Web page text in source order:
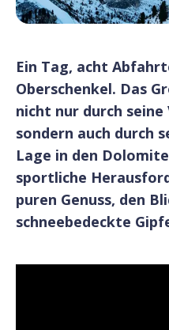
Ein Tag, acht
Oberschenkel. Das
nicht nur durch
sondern auch durch
Lage in den
sportliche
puren Genuss, den
schneebedeckte